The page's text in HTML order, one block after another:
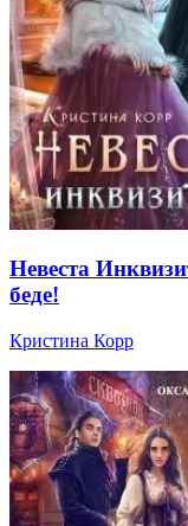
Невеста
беде!
Кристина Корр